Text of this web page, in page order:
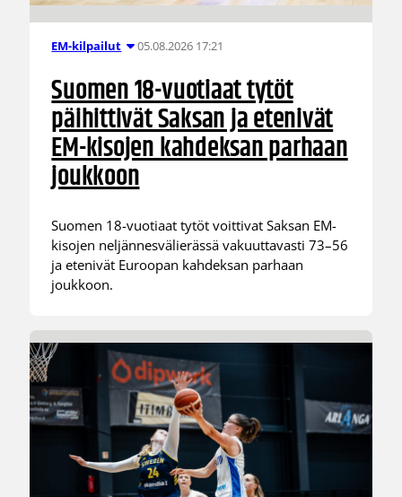
EM-kilpailut 05.08.2026 17:21
Suomen 18-vuotiaat tytöt
päihittivät Saksan ja etenivät
EM-kisojen kahdeksan parhaan
joukkoon
Suomen 18-vuotiaat tytöt voittivat Saksan EM-
kisojen neljännesvälierässä vakuuttavasti 73–56
ja etenivät Euroopan kahdeksan parhaan
joukkoon.